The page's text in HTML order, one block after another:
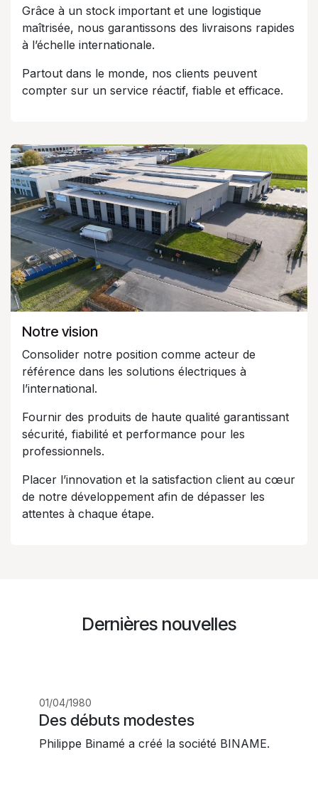
Grâce à un stock important et une logistique
maîtrisée, nous garantissons des livraisons rapides
à l’échelle internationale.
Partout dans le monde, nos clients peuvent
compter sur un service réactif, fiable et efficace.
Notre vision
Consolider notre position comme acteur de
référence dans les solutions électriques à
l’international.
Fournir des produits de haute qualité garantissant
sécurité, fiabilité et performance pour les
professionnels.
Placer l’innovation et la satisfaction client au cœur
de notre développement afin de dépasser les
attentes à chaque étape.
Dernières nouvelles
01/04/1980
Des débuts modestes
Philippe Binamé a créé la société BINAME.